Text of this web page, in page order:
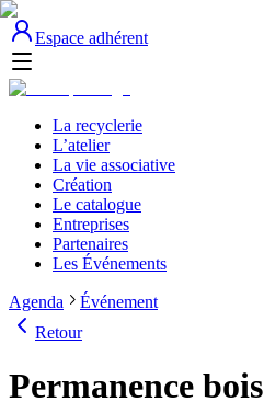
Espace adhérent
La recyclerie
L’atelier
La vie associative
Création
Le catalogue
Entreprises
Partenaires
Les Événements
Agenda
Événement
Retour
Permanence bois